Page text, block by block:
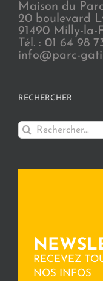
Maison du Parc
20 boulevard
91490 Milly-la-
Tél. : 01 64 98
info@parc-
RECHERCHER
Rechercher:
RECEVEZ
NOS INFOS